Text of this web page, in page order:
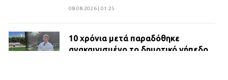
08.08.2026 | 01:25
10 χρόνια μετά παραδόθηκε
ανακαινισμένο το δημοτικό γήπεδο